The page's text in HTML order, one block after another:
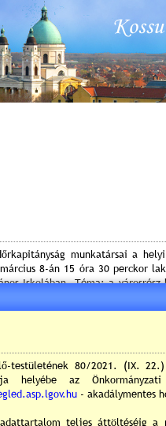
munkatársai a
8-án 15 óra 30 perckor
Iskolában. Téma: a